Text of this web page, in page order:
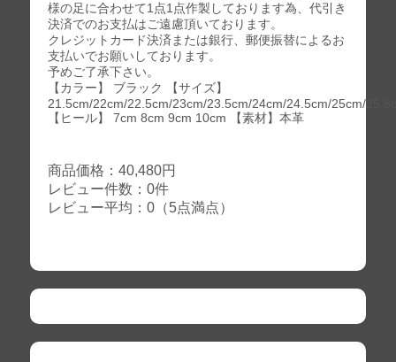
様の足に合わせて1点1点作製しております為、代引き
決済でのお支払はご遠慮頂いております。
クレジットカード決済または銀行、郵便振替によるお
支払いでお願いしております。
予めご了承下さい。
【カラー】 ブラック 【サイズ】
21.5cm/22cm/22.5cm/23cm/23.5cm/24cm/24.5cm/25cm/
【ヒール】 7cm 8cm 9cm 10cm 【素材】本革
商品価格：40,480円
レビュー件数：0件
レビュー平均：0（5点満点）